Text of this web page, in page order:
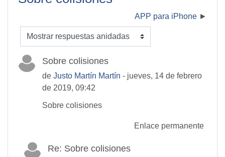
APP para iPhone
Mostrar modo
Sobre colisiones
de Justo Martín Martín - jueves, 14 de febrero
de 2019, 09:42
Sobre colisiones
Enlace permanente
Re: Sobre colisiones